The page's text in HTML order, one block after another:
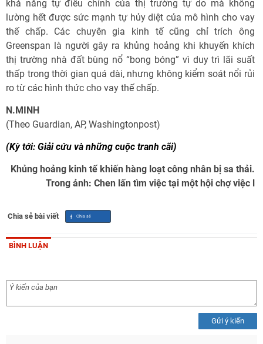
khả năng tự điều chỉnh của thị trường tự do mà không
lường hết được sức mạnh tự hủy diệt của mô hình cho vay
thế chấp. Các chuyên gia kinh tế cũng chỉ trích ông
Greenspan là người gây ra khủng hoảng khi khuyến khích
thị trường nhà đất bùng nổ “bong bóng” vì duy trì lãi suất
thấp trong thời gian quá dài, nhưng không kiểm soát nổi rủi
ro từ các hình thức cho vay thế chấp.
N.MINH
(Theo Guardian, AP, Washingtonpost)
(Kỳ tới: Giải cứu và những cuộc tranh cãi)
Khủng hoảng kinh tế khiến hàng loạt công nhân bị sa thải.
Trong ảnh: Chen lấn tìm việc tại một hội chợ việc l
Chia sẻ bài viết
BÌNH LUẬN
Gửi ý kiến